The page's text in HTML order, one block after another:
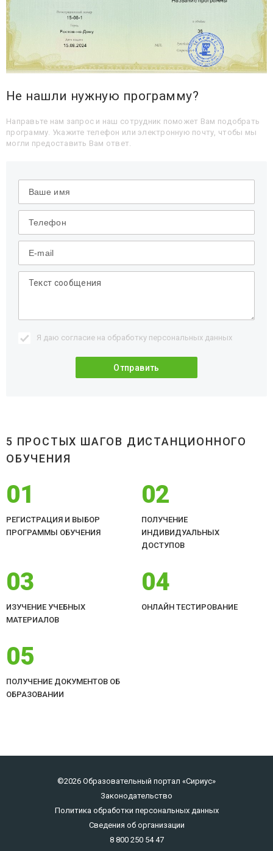
Не нашли нужную программу?
Направьте нам запрос и наш сотрудник поможет Вам подобрать
программу. Укажите телефон или электронную почту, чтобы мы
могли предоставить Вам ответ.
Я даю согласие на обработку персональных данных
5 ПРОСТЫХ ШАГОВ ДИСТАНЦИОННОГО
ОБУЧЕНИЯ
01
РЕГИСТРАЦИЯ И ВЫБОР
ПРОГРАММЫ ОБУЧЕНИЯ
02
ПОЛУЧЕНИЕ
ИНДИВИДУАЛЬНЫХ
ДОСТУПОВ
03
ИЗУЧЕНИЕ УЧЕБНЫХ
МАТЕРИАЛОВ
04
ОНЛАЙН ТЕСТИРОВАНИЕ
05
ПОЛУЧЕНИЕ ДОКУМЕНТОВ ОБ
ОБРАЗОВАНИИ
©2026 Образовательный портал «Сириус»
Законодательство
Политика обработки персональных данных
Сведения об организации
8 800 250 54 47